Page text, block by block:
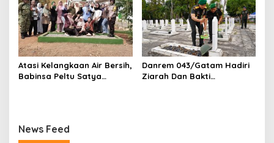
Atasi Kelangkaan Air Bersih,
Babinsa Peltu Satya
Danrem 043/Gatam Hadiri
Ziarah Dan Bakti
News Feed